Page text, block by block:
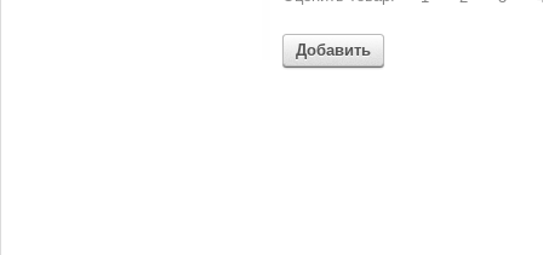
Добавить